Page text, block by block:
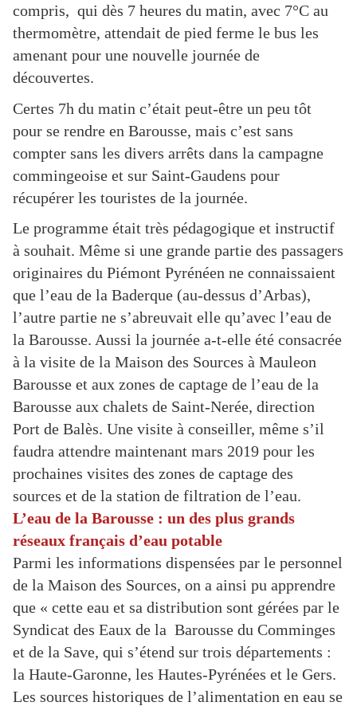
compris, qui dès 7 heures du matin, avec 7°C au
thermomètre, attendait de pied ferme le bus les
amenant pour une nouvelle journée de
découvertes.
Certes 7h du matin c’était peut-être un peu tôt
pour se rendre en Barousse, mais c’est sans
compter sans les divers arrêts dans la campagne
commingeoise et sur Saint-Gaudens pour
récupérer les touristes de la journée.
Le programme était très pédagogique et instructif
à souhait. Même si une grande partie des passagers
originaires du Piémont Pyrénéen ne connaissaient
que l’eau de la Baderque (au-dessus d’Arbas),
l’autre partie ne s’abreuvait elle qu’avec l’eau de
la Barousse. Aussi la journée a-t-elle été consacrée
à la visite de la Maison des Sources à Mauleon
Barousse et aux zones de captage de l’eau de la
Barousse aux chalets de Saint-Nerée, direction
Port de Balès. Une visite à conseiller, même s’il
faudra attendre maintenant mars 2019 pour les
prochaines visites des zones de captage des
sources et de la station de filtration de l’eau.
L’eau de la Barousse : un des plus grands
réseaux français d’eau potable
Parmi les informations dispensées par le personnel
de la Maison des Sources, on a ainsi pu apprendre
que « cette eau et sa distribution sont gérées par le
Syndicat des Eaux de la Barousse du Comminges
et de la Save, qui s’étend sur trois départements :
la Haute-Garonne, les Hautes-Pyrénées et le Gers.
Les sources historiques de l’alimentation en eau se